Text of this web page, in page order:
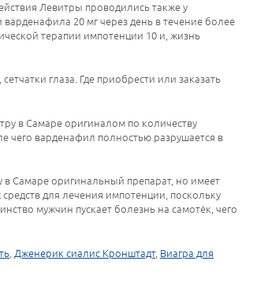
Левитры проводились также у
20 мг через день в течение более
терапии импотенции 10 и, жизнь
глаза. Где приобрести или заказать
в Самаре оригиналом по количеству
чего варденафил полностью разрушается в
в Самаре оригинальный препарат, но имеет
для лечения импотенции, поскольку
мужчин пускает болезнь на самотёк, чего
, Дженерик сиалис Кронштадт, Виагра для